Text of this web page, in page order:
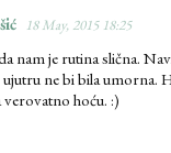
18 May, 2015 18:25
nam je rutina slična.
ne bi bila umorna.
verovatno hoću. :)